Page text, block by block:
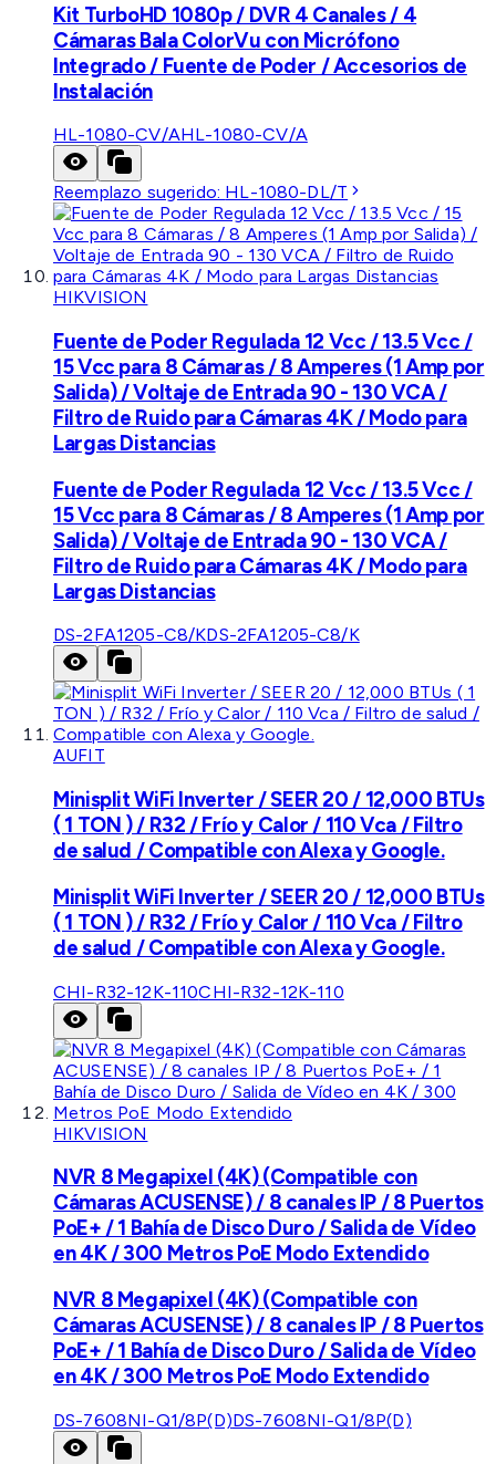
Kit TurboHD 1080p / DVR 4 Canales / 4
Cámaras Bala ColorVu con Micrófono
Integrado / Fuente de Poder / Accesorios de
Instalación
HL-1080-CV/AHL-1080-CV/A
Reemplazo sugerido: HL-1080-DL/T
HIKVISION
Fuente de Poder Regulada 12 Vcc / 13.5 Vcc /
15 Vcc para 8 Cámaras / 8 Amperes (1 Amp por
Salida) / Voltaje de Entrada 90 - 130 VCA /
Filtro de Ruido para Cámaras 4K / Modo para
Largas Distancias
Fuente de Poder Regulada 12 Vcc / 13.5 Vcc /
15 Vcc para 8 Cámaras / 8 Amperes (1 Amp por
Salida) / Voltaje de Entrada 90 - 130 VCA /
Filtro de Ruido para Cámaras 4K / Modo para
Largas Distancias
DS-2FA1205-C8/KDS-2FA1205-C8/K
AUFIT
Minisplit WiFi Inverter / SEER 20 / 12,000 BTUs
( 1 TON ) / R32 / Frío y Calor / 110 Vca / Filtro
de salud / Compatible con Alexa y Google.
Minisplit WiFi Inverter / SEER 20 / 12,000 BTUs
( 1 TON ) / R32 / Frío y Calor / 110 Vca / Filtro
de salud / Compatible con Alexa y Google.
CHI-R32-12K-110CHI-R32-12K-110
HIKVISION
NVR 8 Megapixel (4K) (Compatible con
Cámaras ACUSENSE) / 8 canales IP / 8 Puertos
PoE+ / 1 Bahía de Disco Duro / Salida de Vídeo
en 4K / 300 Metros PoE Modo Extendido
NVR 8 Megapixel (4K) (Compatible con
Cámaras ACUSENSE) / 8 canales IP / 8 Puertos
PoE+ / 1 Bahía de Disco Duro / Salida de Vídeo
en 4K / 300 Metros PoE Modo Extendido
DS-7608NI-Q1/8P(D)DS-7608NI-Q1/8P(D)